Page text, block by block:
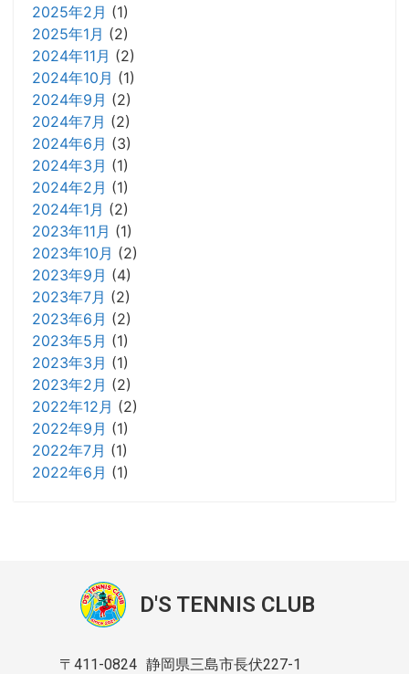
2025年2月 (1)
2025年1月 (2)
2024年11月 (2)
2024年10月 (1)
2024年9月 (2)
2024年7月 (2)
2024年6月 (3)
2024年3月 (1)
2024年2月 (1)
2024年1月 (2)
2023年11月 (1)
2023年10月 (2)
2023年9月 (4)
2023年7月 (2)
2023年6月 (2)
2023年5月 (1)
2023年3月 (1)
2023年2月 (2)
2022年12月 (2)
2022年9月 (1)
2022年7月 (1)
2022年6月 (1)
D'S TENNIS CLUB
〒411-0824 静岡県三島市長伏227-1